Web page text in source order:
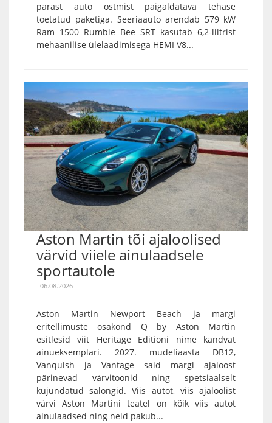
pärast auto ostmist paigaldatava tehase
toetatud paketiga. Seeriaauto arendab 579 kW
Ram 1500 Rumble Bee SRT kasutab 6,2-liitrist
mehaanilise ülelaadimisega HEMI V8...
Aston Martin tõi ajaloolised
värvid viiele ainulaadsele
sportautole
06.08.2026
Aston Martin Newport Beach ja margi
eritellimuste osakond Q by Aston Martin
esitlesid viit Heritage Editioni nime kandvat
ainueksemplari. 2027. mudeliaasta DB12,
Vanquish ja Vantage said margi ajaloost
pärinevad värvitoonid ning spetsiaalselt
kujundatud salongid. Viis autot, viis ajaloolist
värvi Aston Martini teatel on kõik viis autot
ainulaadsed ning neid pakub...